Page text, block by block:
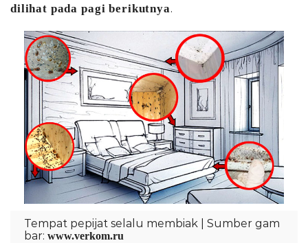
dilihat pada pagi berikutnya.
Tempat pepijat selalu membiak | Sumber gam
bar: www.verkom.ru